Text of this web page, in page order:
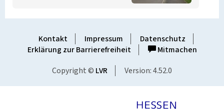
Kontakt Impressum
Datenschutz
Erklärung zur Barrierefreiheit
Mitmachen
Copyright © LVR Version: 4.52.0